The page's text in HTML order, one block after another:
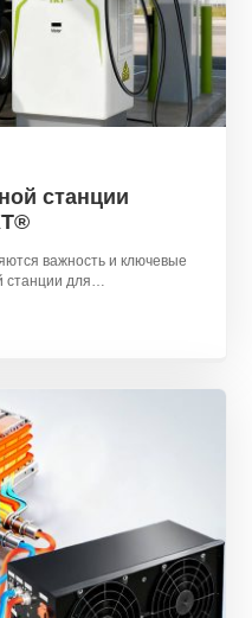
станции
важность и ключевые
станции для